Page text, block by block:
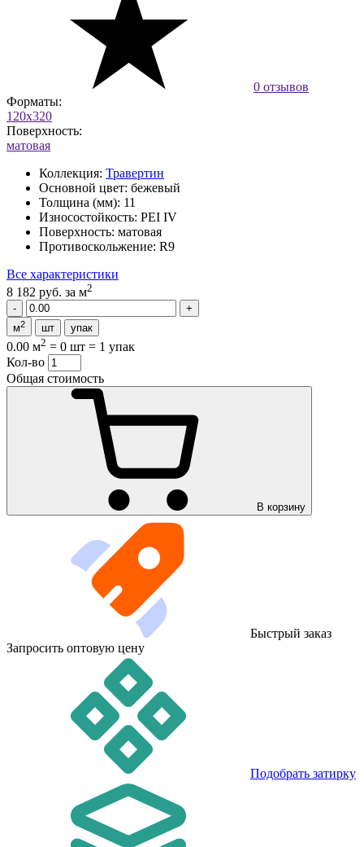
0 отзывов
Форматы:
120x320
Поверхность:
матовая
Коллекция: Травертин
Основной цвет: бежевый
Толщина (мм): 11
Износостойкость: PEI IV
Поверхность: матовая
Противоскольжение: R9
Все характеристики
8 182 руб. за м2
м2 шт упак
0.00 м2 = 0 шт = 1 упак
Кол-во
Общая стоимость
В корзину
Быстрый заказ
Запросить оптовую цену
Подобрать затирку